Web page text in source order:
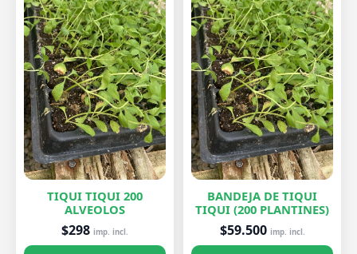
TIQUI TIQUI 200
ALVEOLOS
$298 imp. incl.
BANDEJA DE TIQUI
TIQUI (200 PLANTINES)
$59.500 imp. incl.